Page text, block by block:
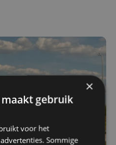
×
maakt gebruik
voor het
Sommige